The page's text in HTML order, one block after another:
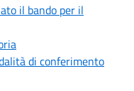
il bando per il
di conferimento